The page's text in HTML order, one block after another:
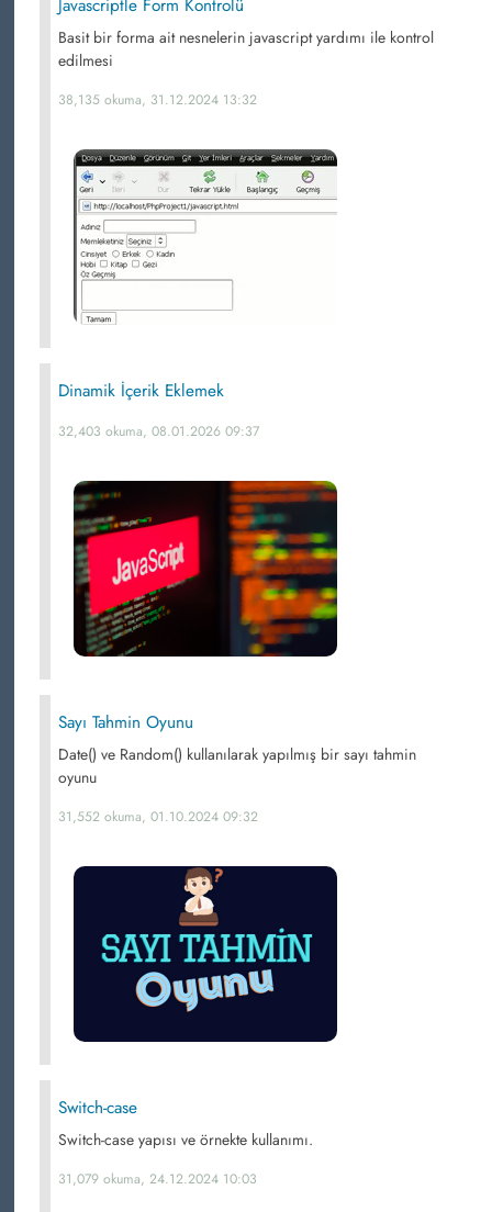
Javascriptle Form Kontrolü
Basit bir forma ait nesnelerin javascript yardımı ile kontrol
edilmesi
38,135 okuma, 31.12.2024 13:32
Dinamik İçerik Eklemek
32,403 okuma, 08.01.2026 09:37
Sayı Tahmin Oyunu
Date() ve Random() kullanılarak yapılmış bir sayı tahmin
oyunu
31,552 okuma, 01.10.2024 09:32
Switch-case
Switch-case yapısı ve örnekte kullanımı.
31,079 okuma, 24.12.2024 10:03